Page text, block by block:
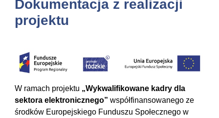
Dokumentacja z realizacji
projektu
W ramach projektu „Wykwalifikowane kadry dla
sektora elektronicznego” współfinansowanego ze
środków Europejskiego Funduszu Społecznego w